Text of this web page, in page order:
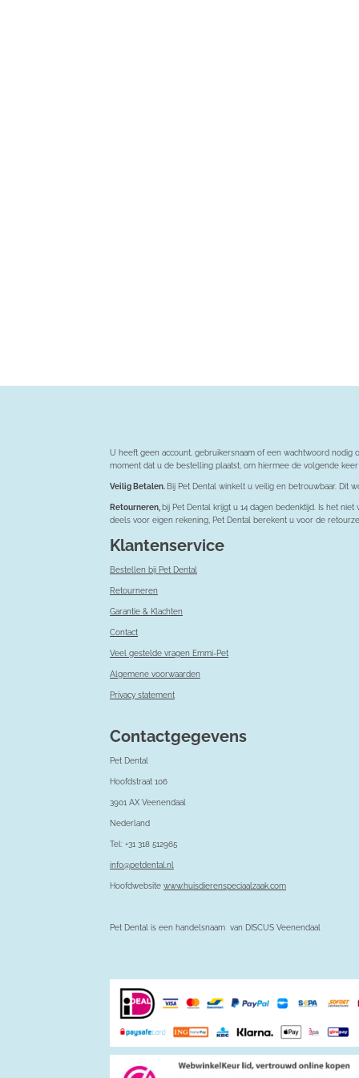
U heeft geen account, gebruikersnaam of een wachtwoord
moment dat u de bestelling plaatst, om hiermee de volgende
Veilig Betalen. Bij Pet Dental winkelt u veilig en betrouwbaar. Dit
Retourneren, bij Pet Dental krijgt u 14 dagen bedenktijd. Is het
deels voor eigen rekening, Pet Dental berekent u voor de
Klantenservice
Bestellen bij Pet Dental
Retourneren
Garantie & Klachten
Contact
Veel gestelde vragen Emmi-Pet
Algemene voorwaarden
Privacy statement
Contactgegevens
Pet Dental
Hoofdstraat 106
3901 AX Veenendaal
Nederland
Tel: +31 318 512965
info@petdental.nl
Hoofdwebsite www.huisdierenspeciaalzaak.com
Pet Dental is een handelsnaam van DISCUS Veenendaal